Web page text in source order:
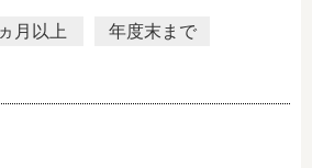
月以上
年度末まで